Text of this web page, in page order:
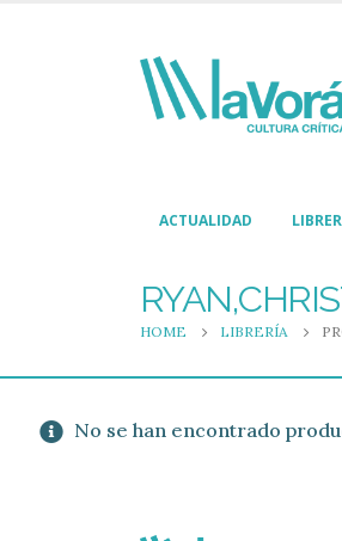
ACTUALIDAD
HOME LIBRERÍA
No se han encontrado